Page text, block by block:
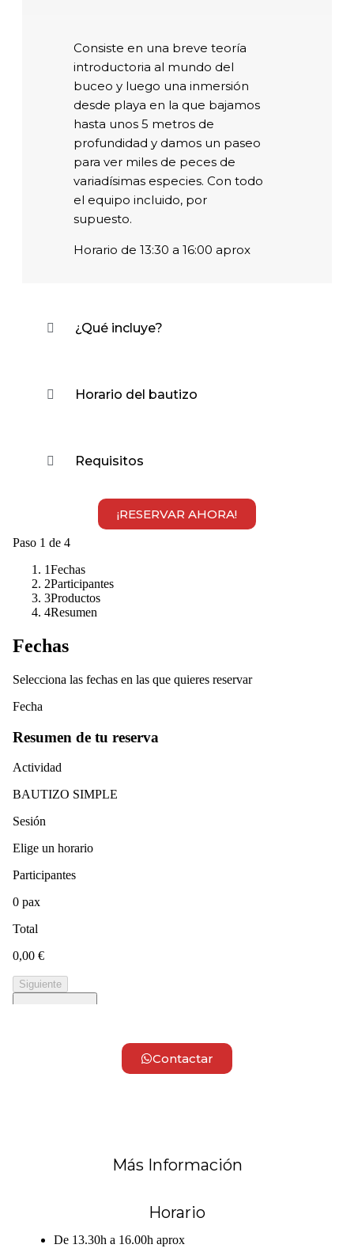
de buceo
95€ por persona | ¡descuentos apartir de
dos buceadores! | Duración 2 a 3 horas
RESERVAR AHORA
Consiste en una breve teoría
introductoria al mundo del
buceo y luego una inmersión
desde playa en la que bajamos
hasta unos 5 metros de
profundidad y damos un paseo
para ver miles de peces de
variadísimas especies. Con todo
el equipo incluido, por
supuesto.
Horario de 13:30 a 16:00 aprox
¿Qué incluye?
Horario del bautizo
Requisitos
¡RESERVAR AHORA!
Contactar
Más Información
Horario
De 13.30h a 16.00h aprox